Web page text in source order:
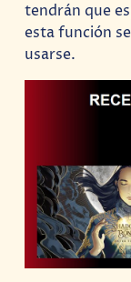
tendrán que
esta función
usarse.